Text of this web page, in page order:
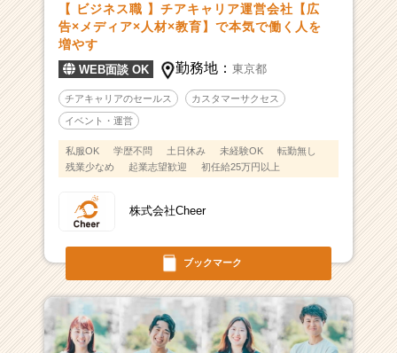
ブックマーク
【 ビジネス職 】チアキャリア運営会社【広
告×メディア×人材×教育】で本気で働く人を
増やす
WEB面談 OK 勤務地：東京都
チアキャリアのセールス カスタマーサクセス
イベント・運営
私服OK 学歴不問 土日休み 未経験OK
転勤無し
残業少なめ
起業志望歓迎 初任給25万円以上
株式会社Cheer